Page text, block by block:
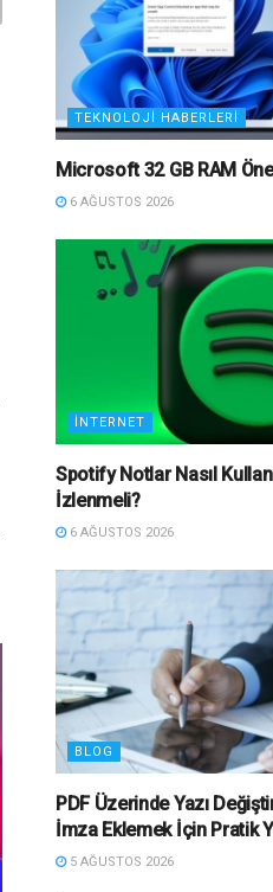
TEKNOLOJI HABERLERI
Microsoft 32 GB RAM
6 AĞUSTOS 2026
İNTERNET
Spotify Notlar Nasıl
İzlenmeli?
6 AĞUSTOS 2026
BLOG
PDF Üzerinde Yazı
İmza Eklemek İçin Pratik
5 AĞUSTOS 2026